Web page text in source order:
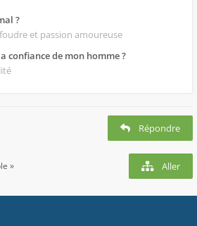
?
et passion amoureuse
confiance de mon homme ?
Répondre
» Aller